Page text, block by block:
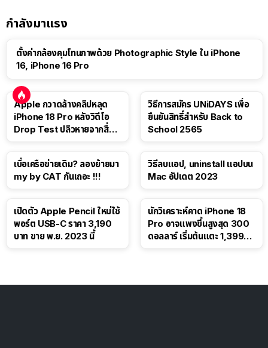
กำลังมาแรง
ตั้งค่ากล้องคุมโทนภาพด้วย Photographic Style ใน iPhone
16, iPhone 16 Pro
Apple กวาดล้างคลิปหลุด
iPhone 18 Pro หลังวิดีโอ
Drop Test ปลิวหายจากสื่อ
วิธีการสมัคร UNiDAYS เพื่อ
ยืนยันสิทธิ์สำหรับ Back to
School 2565
เบื่อเครือข่ายเดิม? ลองย้ายมา
my by CAT กันเถอะ !!!
วิธีลบแอป, uninstall แอปบน
Mac อัปเดต 2023
เปิดตัว Apple Pencil ใหม่ใช้
พอร์ต USB-C ราคา 3,190
บาท ขาย พ.ย. 2023 นี้
นักวิเคราะห์คาด iPhone 18
Pro อาจแพงขึ้นสูงสุด 300
ดอลลาร์ เริ่มต้นแตะ 1,399